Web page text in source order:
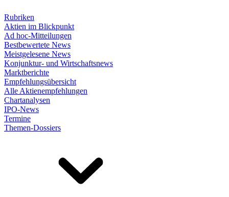
Rubriken
Aktien im Blickpunkt
Ad hoc-Mitteilungen
Bestbewertete News
Meistgelesene News
Konjunktur- und Wirtschaftsnews
Marktberichte
Empfehlungsübersicht
Alle Aktienempfehlungen
Chartanalysen
IPO-News
Termine
Themen-Dossiers